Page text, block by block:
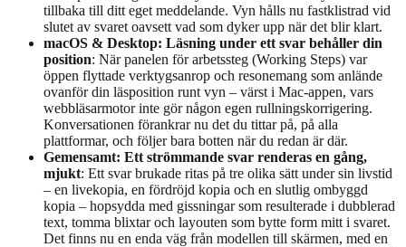
tillbaka till ditt eget meddelande. Vyn hålls nu fastklistrad vid
slutet av svaret oavsett vad som dyker upp när det blir klart.
macOS & Desktop: Läsning under ett svar behåller din
position: När panelen för arbetssteg (Working Steps) var
öppen flyttade verktygsanrop och resonemang som anlände
ovanför din läsposition runt vyn – värst i Mac-appen, vars
webbläsarmotor inte gör någon egen rullningskorrigering.
Konversationen förankrar nu det du tittar på, på alla
plattformar, och följer bara botten när du redan är där.
Gemensamt: Ett strömmande svar renderas en gång,
mjukt: Ett svar brukade ritas på tre olika sätt under sin livstid
– en livekopia, en fördröjd kopia och en slutlig ombyggd
kopia – hopsydda med gissningar som resulterade i dubblerad
text, tomma blixtar och layouten som bytte form mitt i svaret.
Det finns nu en enda väg från modellen till skärmen, med en